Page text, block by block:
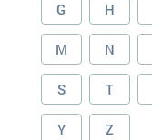
G H
M N
S T
Y Z